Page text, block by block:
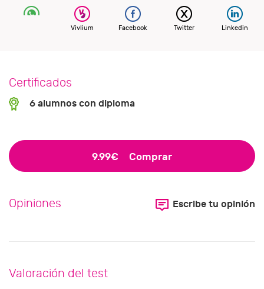
Vivlium Facebook Twitter Linkedin
Certificados
6 alumnos con diploma
9.99€ Comprar
Opiniones Escribe tu opinión
Valoración del test